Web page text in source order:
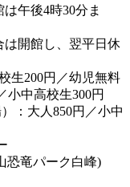
午後4時30分ま
は開館し、翌平日休
生200円／幼児無料
小中高校生300円
：大人850円／小中
恐竜パーク白峰)